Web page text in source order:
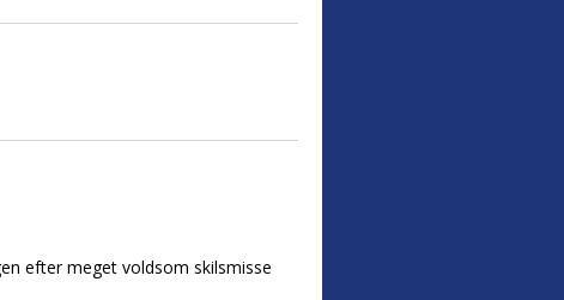
efter meget voldsom skilsmisse